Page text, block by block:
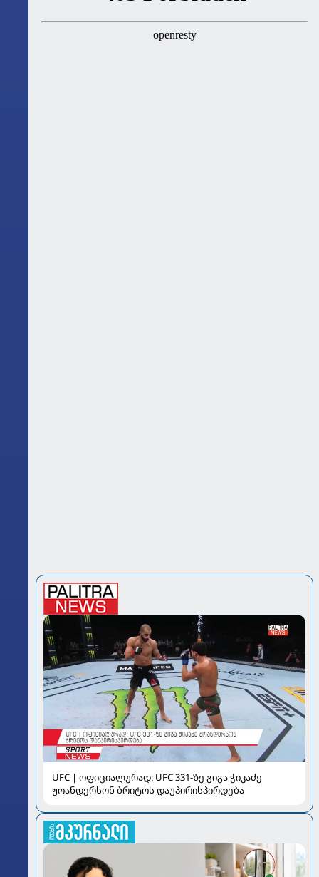
UFC | ოფიციალურად: UFC 331-ზე გიგა ჭიკაძე
ჟოანდერსონ ბრიტოს დაუპირისპირდება